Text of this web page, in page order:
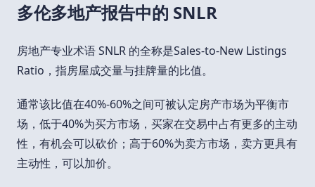
多伦多地产报告中的 SNLR
房地产专业术语 SNLR 的全称是Sales-to-New Listings
Ratio，指房屋成交量与挂牌量的比值。
通常该比值在40%-60%之间可被认定房产市场为平衡市
场，低于40%为买方市场，买家在交易中占有更多的主动
性，有机会可以砍价；高于60%为卖方市场，卖方更具有
主动性，可以加价。